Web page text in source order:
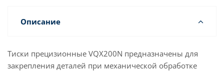
Описание
Тиски прецизионные VQX200N предназначены для
закрепления деталей при механической обработке